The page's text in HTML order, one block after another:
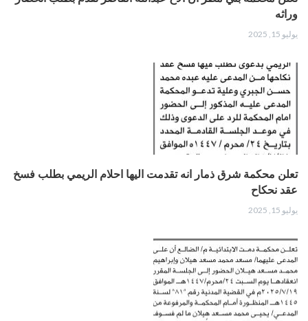
وراثه
يوليو 15, 2025
تعلن محكمة شرق ذمار انه تقدمت اليها احلام الريمي بطلب فسخ
عقد نحكاح
يوليو 15, 2025